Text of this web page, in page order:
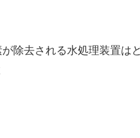
除去される水処理装置はど